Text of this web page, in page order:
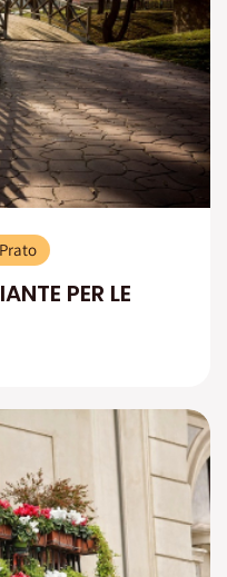
PER LE